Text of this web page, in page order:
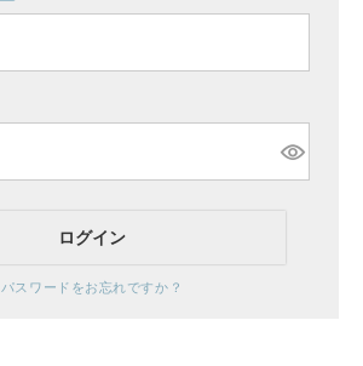
ログイン
パスワードをお忘れですか？